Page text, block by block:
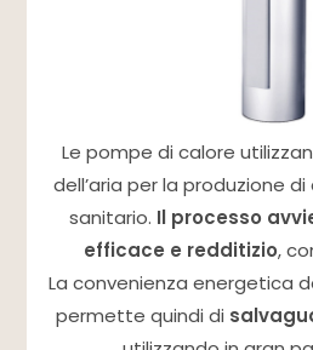
Le pompe di calore
dell’aria per la produzione
sanitario. Il processo
efficace e redditizio,
La convenienza energetica
permette quindi di